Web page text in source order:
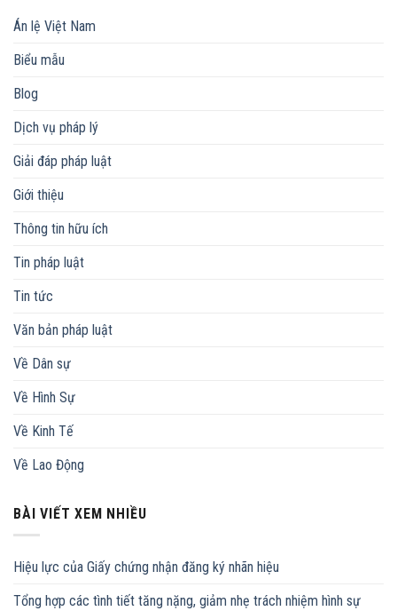
Án lệ Việt Nam
Biểu mẫu
Blog
Dịch vụ pháp lý
Giải đáp pháp luật
Giới thiệu
Thông tin hữu ích
Tin pháp luật
Tin tức
Văn bản pháp luật
Về Dân sự
Về Hình Sự
Về Kinh Tế
Về Lao Động
BÀI VIẾT XEM NHIỀU
Hiệu lực của Giấy chứng nhận đăng ký nhãn hiệu
Tổng hợp các tình tiết tăng nặng, giảm nhẹ trách nhiệm hình sự